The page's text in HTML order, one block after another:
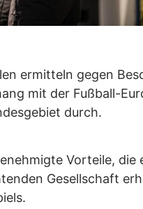
ermitteln gegen
mit der Fußball-
durch.
Vorteile, die
Gesellschaft